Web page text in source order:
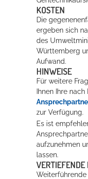
KOSTEN
Die
ergeben sich
des
Württemberg
Aufwand.
HINWEISE
Für weitere
Ihnen Ihre
zur Verfügung.
Es ist
aufzunehmen
lassen.
VERTIEFENDE